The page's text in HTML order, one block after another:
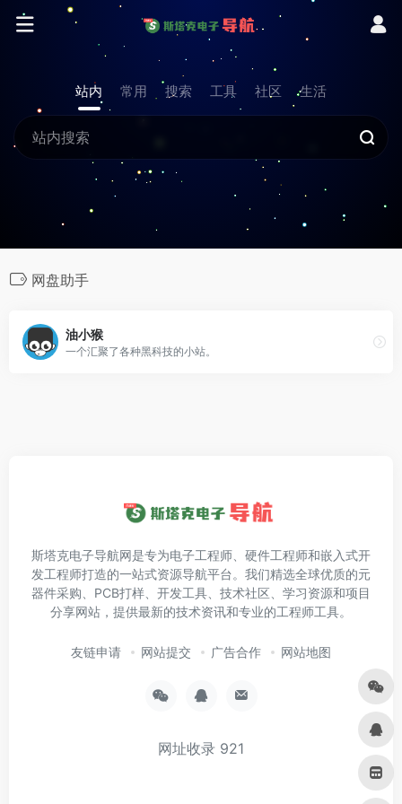
站内 常用 搜索 工具 社区 生活
网盘助手
油小猴
一个汇聚了各种黑科技的小站。
斯塔克电子导航网是专为电子工程师、硬件工程师和嵌入式开
发工程师打造的一站式资源导航平台。我们精选全球优质的元
器件采购、PCB打样、开发工具、技术社区、学习资源和项目
分享网站，提供最新的技术资讯和专业的工程师工具。
友链申请 网站提交 广告合作 网站地图
网址收录 921